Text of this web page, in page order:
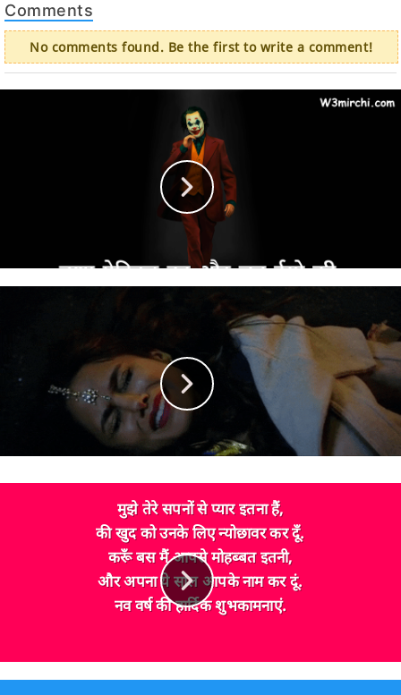
Comments
No comments found. Be the first to write a comment!
मुझे तेरे सपनों से प्यार इतना हैं,
की खुद को उनके लिए न्योछावर कर दूँ.
करूँ बस मैं आपसे मोहब्बत इतनी,
और अपना ये साल आपके नाम कर दूं.
नव वर्ष की हार्दिक शुभकामनाएं.